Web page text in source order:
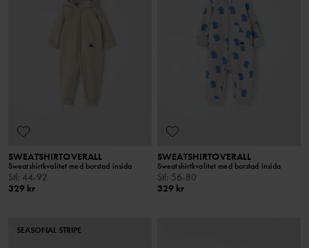
SWEATSHIRTOVERALL
Sweatshirtkvalitet med borstad insida
Stl: 44-92
329 kr
SWEATSHIRTOVERALL
Sweatshirtkvalitet med borstad insida
Stl: 56-80
329 kr
SEASONAL STRIPE